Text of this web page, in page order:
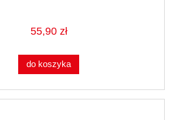
55,90 zł
do koszyka